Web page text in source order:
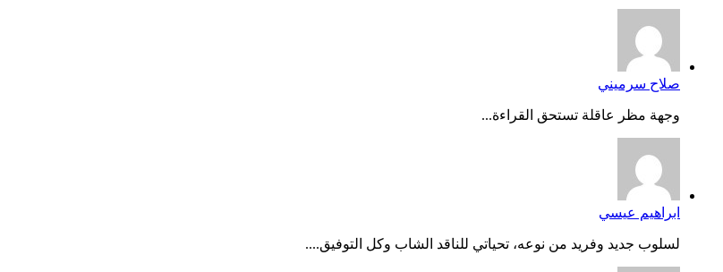
صلاح سرميني
وجهة مظر عاقلة تستحق القراءة...
ابراهيم عيسي
لسلوب جديد وفريد من نوعه، تحياتي للناقد الشاب وكل التوفيق....